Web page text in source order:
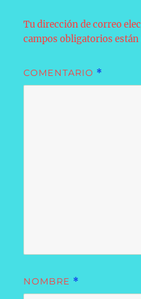
Tu dirección de correo
campos obligatorios
COMENTARIO *
NOMBRE *